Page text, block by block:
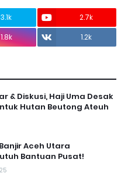
3.1k
2.7k
1.8k 1.2k
& Diskusi, Haji Uma Desak
Hutan Beutong Ateuh
Aceh Utara
Bantuan Pusat!